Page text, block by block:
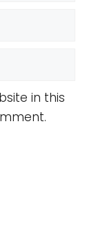
in this